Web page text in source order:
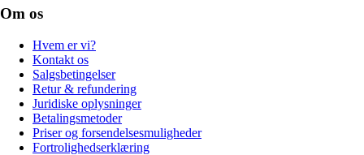
Om os
Hvem er vi?
Kontakt os
Salgsbetingelser
Retur & refundering
Juridiske oplysninger
Betalingsmetoder
Priser og forsendelsesmuligheder
Fortrolighedserklæring